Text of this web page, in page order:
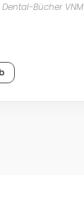
Dental-Bücher VNM